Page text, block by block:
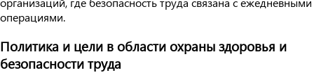
операциями.
Политика и цели в области охраны здоровья и
безопасности труда